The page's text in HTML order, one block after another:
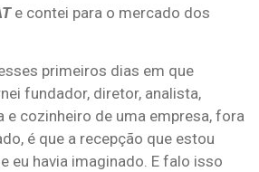
e contei para o mercado dos
primeiros dias em que
fundador, diretor, analista,
e cozinheiro de uma empresa, fora
é que a recepção que estou
eu havia imaginado. E falo isso